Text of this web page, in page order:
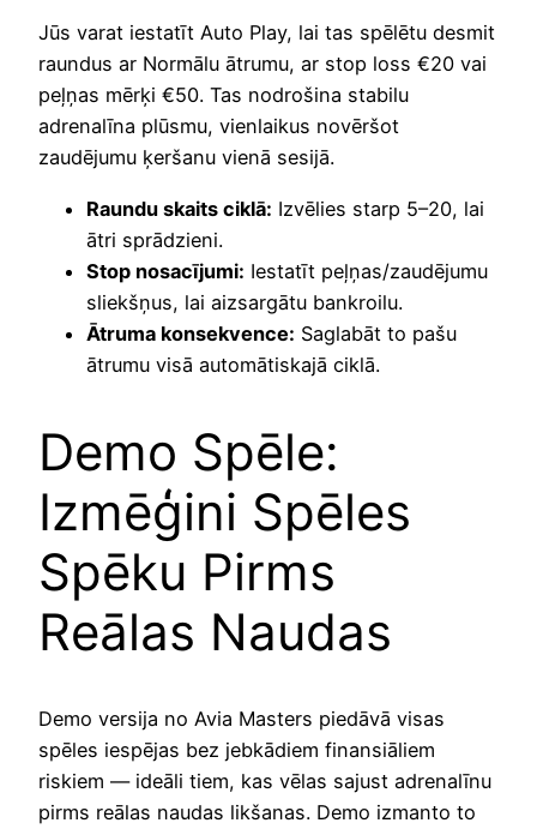
Jūs varat iestatīt Auto Play, lai tas spēlētu desmit
raundus ar Normālu ātrumu, ar stop loss €20 vai
peļņas mērķi €50. Tas nodrošina stabilu
adrenalīna plūsmu, vienlaikus novēršot
zaudējumu ķeršanu vienā sesijā.
Raundu skaits ciklā: Izvēlies starp 5–20, lai
ātri sprādzieni.
Stop nosacījumi: Iestatīt peļņas/zaudējumu
sliekšņus, lai aizsargātu bankroilu.
Ātruma konsekvence: Saglabāt to pašu
ātrumu visā automātiskajā ciklā.
Demo Spēle:
Izmēģini Spēles
Spēku Pirms
Reālas Naudas
Demo versija no Avia Masters piedāvā visas
spēles iespējas bez jebkādiem finansiāliem
riskiem — ideāli tiem, kas vēlas sajust adrenalīnu
pirms reālas naudas likšanas. Demo izmanto to